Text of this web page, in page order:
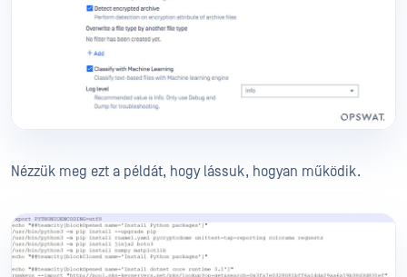
Nézzük meg ezt a példát, hogy lássuk, hogyan működik.